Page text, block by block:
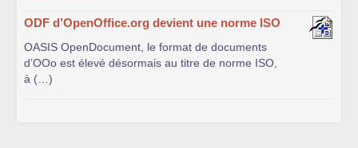
ODF d’OpenOffice.org devient une norme ISO
OASIS OpenDocument, le format de documents
d’OOo est élevé désormais au titre de norme ISO,
à (…)